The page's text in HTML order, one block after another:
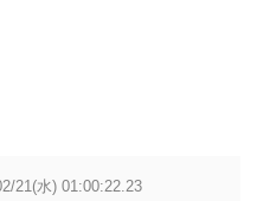
21(水) 01:00:22.23